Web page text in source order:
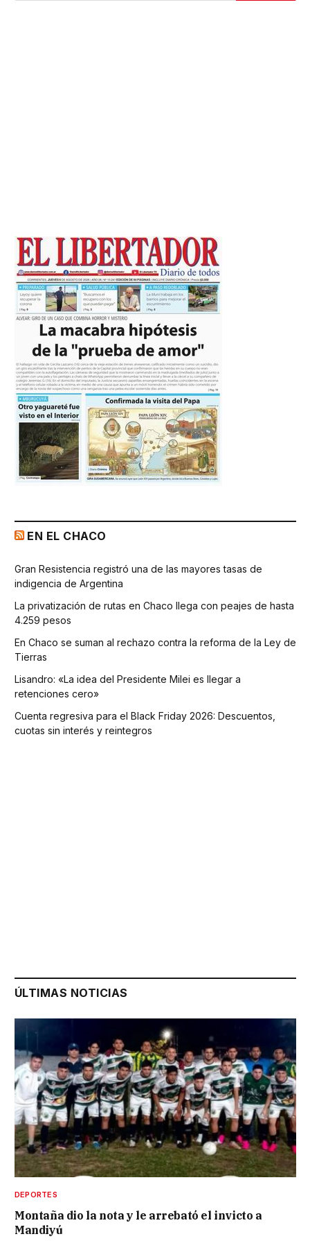
EN EL CHACO
Gran Resistencia registró una de las mayores tasas de
indigencia de Argentina
La privatización de rutas en Chaco llega con peajes de hasta
4.259 pesos
En Chaco se suman al rechazo contra la reforma de la Ley de
Tierras
Lisandro: «La idea del Presidente Milei es llegar a
retenciones cero»
Cuenta regresiva para el Black Friday 2026: Descuentos,
cuotas sin interés y reintegros
ÚLTIMAS NOTICIAS
DEPORTES
Montaña dio la nota y le arrebató el invicto a
Mandiyú